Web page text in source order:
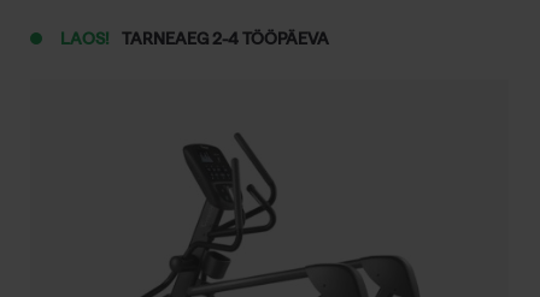
LAOS! TARNEAEG 2-4 TÖÖPÄEVA